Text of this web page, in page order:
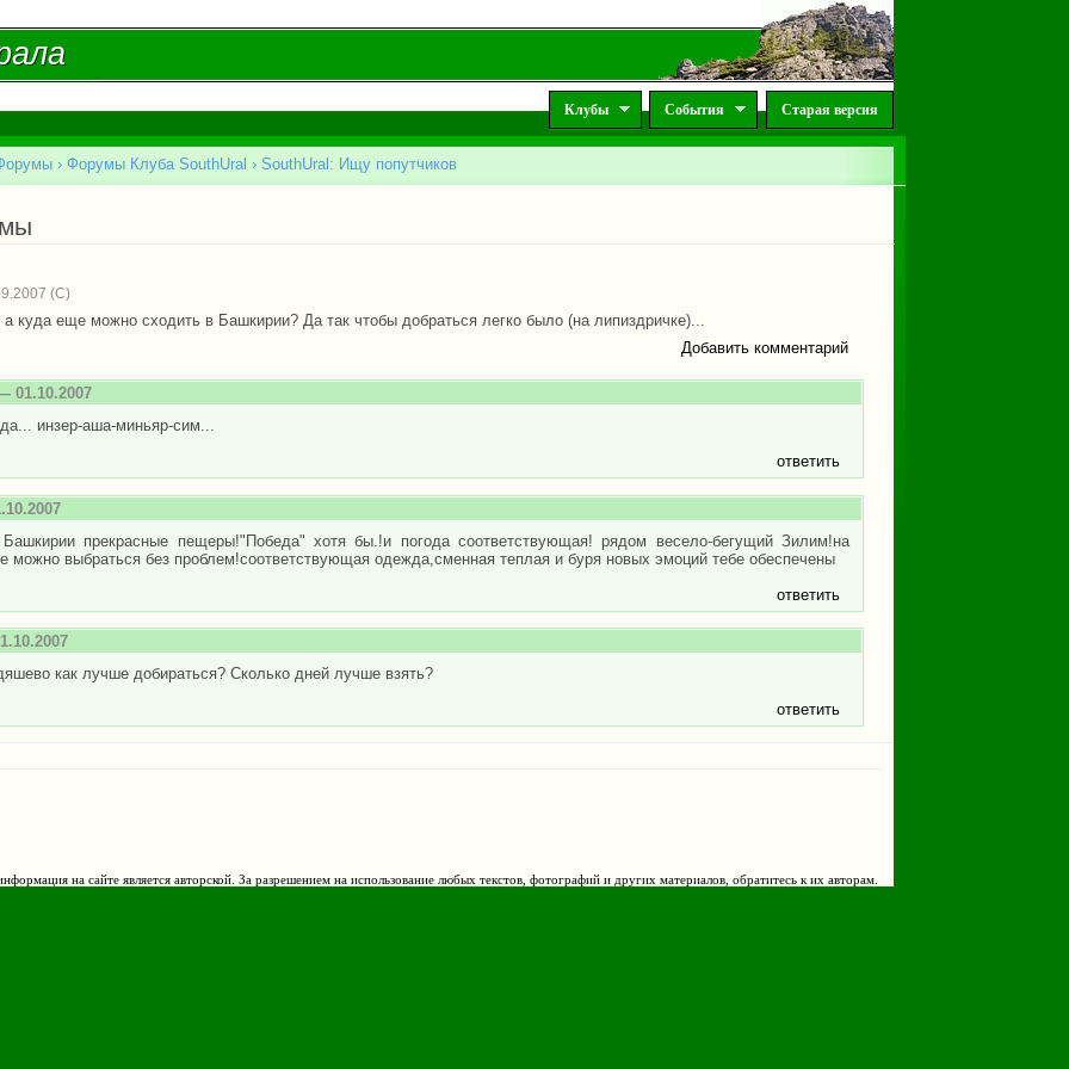
Клубы События Старая версия
› Форумы Клуба SouthUral › SouthUral: Ищу попутчиков
а куда еще можно сходить в Башкирии? Да так чтобы добраться легко было (на липиздричке)...
Добавить комментарий
01.10.2007
инзер-аша-миньяр-сим...
ответить
прекрасные пещеры!"Победа" хотя бы.!и погода соответствующая! рядом весело-бегущий Зилим!на
можно выбраться без проблем!соответствующая одежда,сменная теплая и буря новых эмоций тебе обеспечены
ответить
как лучше добираться? Сколько дней лучше взять?
ответить
на сайте является авторской. За разрешением на использование любых текстов, фотографий и других материалов, обратитесь к их авторам.